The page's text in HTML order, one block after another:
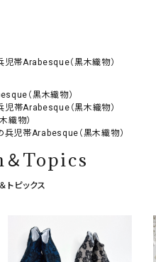
帯Arabesque（黒木織物）
（黒木織物）
帯Arabesque（黒木織物）
織物）
児帯Arabesque（黒木織物）
Topics
トピックス